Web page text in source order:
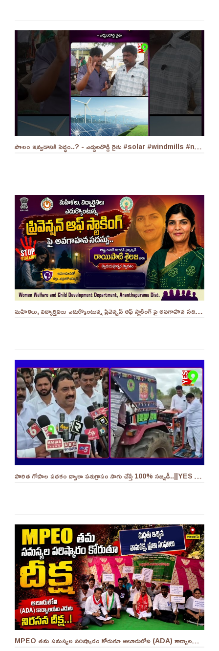
పొలం ఇవ్వడానికి సిద్ధం..? - ఎద్దులదొడ్డి రైతు #solar #windmills #naralokesh #solarenergy
మహిళలు, విద్యార్తినిలు ఎదుర్కొంటున్న ప్రివెన్షన్ ఆఫ్ స్టాకింగ్ పై అవగాహన సదస్సు.. - ||YES 9TV
హరిత గోపాల పథకం ద్వారా పశుగ్రాసం సాగు చేస్తే 100% సబ్సిడీ..||YES 9TV
MPEO తమ సమస్యల పరిష్కారం కోరుతూ ఆలూరులోని (ADA) కార్యాలయం ఎదుట దీక్ష ||YES 9TV #kurnool